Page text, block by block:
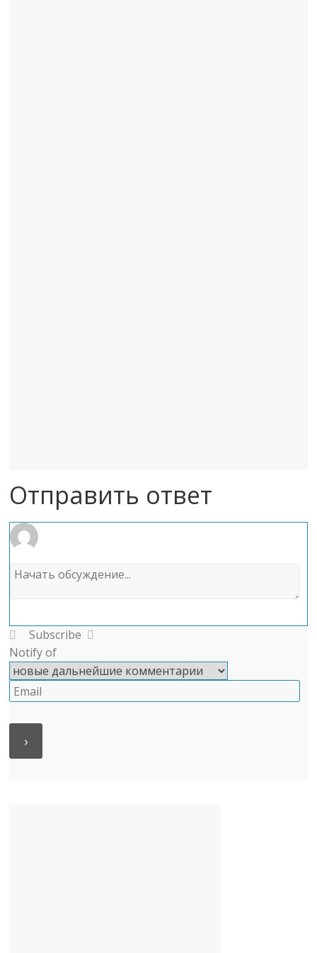
Отправить ответ
Subscribe
Notify of